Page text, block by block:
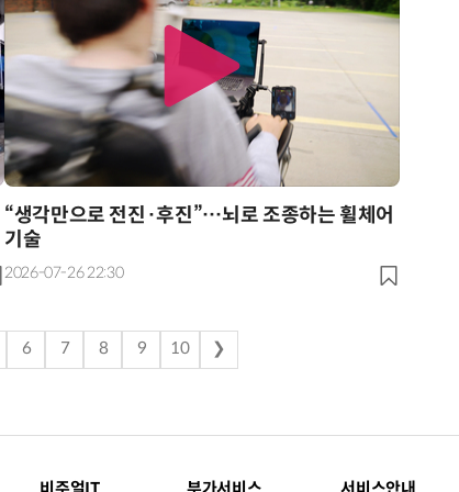
“생각만으로 전진·후진”…뇌로 조종하는 휠체어
기술
2026-07-26 22:30
6 7 8 9 10 ❯